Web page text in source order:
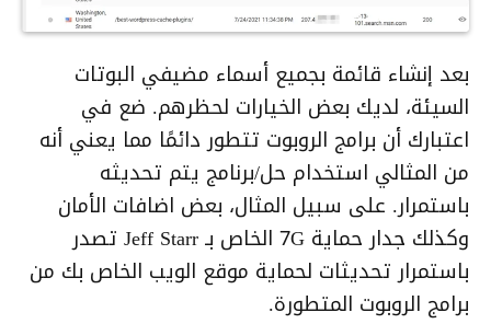
بعد إنشاء قائمة بجميع أسماء مضيفي البوتات
السيئة، لديك بعض الخيارات لحظرهم. ضع في
اعتبارك أن برامج الروبوت تتطور دائمًا مما يعني أنه
من المثالي استخدام حل/برنامج يتم تحديثه
باستمرار. على سبيل المثال، بعض اضافات الأمان
وكذلك جدار حماية 7G الخاص بـ Jeff Starr تصدر
باستمرار تحديثات لحماية موقع الويب الخاص بك من
برامج الروبوت المتطورة.